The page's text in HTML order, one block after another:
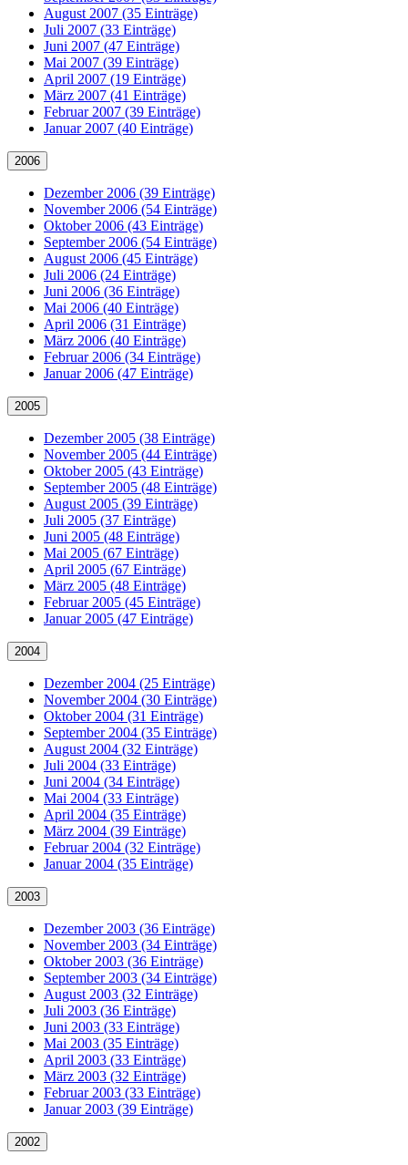
August 2007 (35 Einträge)
Juli 2007 (33 Einträge)
Juni 2007 (47 Einträge)
Mai 2007 (39 Einträge)
April 2007 (19 Einträge)
März 2007 (41 Einträge)
Februar 2007 (39 Einträge)
Januar 2007 (40 Einträge)
2006
Dezember 2006 (39 Einträge)
November 2006 (54 Einträge)
Oktober 2006 (43 Einträge)
September 2006 (54 Einträge)
August 2006 (45 Einträge)
Juli 2006 (24 Einträge)
Juni 2006 (36 Einträge)
Mai 2006 (40 Einträge)
April 2006 (31 Einträge)
März 2006 (40 Einträge)
Februar 2006 (34 Einträge)
Januar 2006 (47 Einträge)
2005
Dezember 2005 (38 Einträge)
November 2005 (44 Einträge)
Oktober 2005 (43 Einträge)
September 2005 (48 Einträge)
August 2005 (39 Einträge)
Juli 2005 (37 Einträge)
Juni 2005 (48 Einträge)
Mai 2005 (67 Einträge)
April 2005 (67 Einträge)
März 2005 (48 Einträge)
Februar 2005 (45 Einträge)
Januar 2005 (47 Einträge)
2004
Dezember 2004 (25 Einträge)
November 2004 (30 Einträge)
Oktober 2004 (31 Einträge)
September 2004 (35 Einträge)
August 2004 (32 Einträge)
Juli 2004 (33 Einträge)
Juni 2004 (34 Einträge)
Mai 2004 (33 Einträge)
April 2004 (35 Einträge)
März 2004 (39 Einträge)
Februar 2004 (32 Einträge)
Januar 2004 (35 Einträge)
2003
Dezember 2003 (36 Einträge)
November 2003 (34 Einträge)
Oktober 2003 (36 Einträge)
September 2003 (34 Einträge)
August 2003 (32 Einträge)
Juli 2003 (36 Einträge)
Juni 2003 (33 Einträge)
Mai 2003 (35 Einträge)
April 2003 (33 Einträge)
März 2003 (32 Einträge)
Februar 2003 (33 Einträge)
Januar 2003 (39 Einträge)
2002